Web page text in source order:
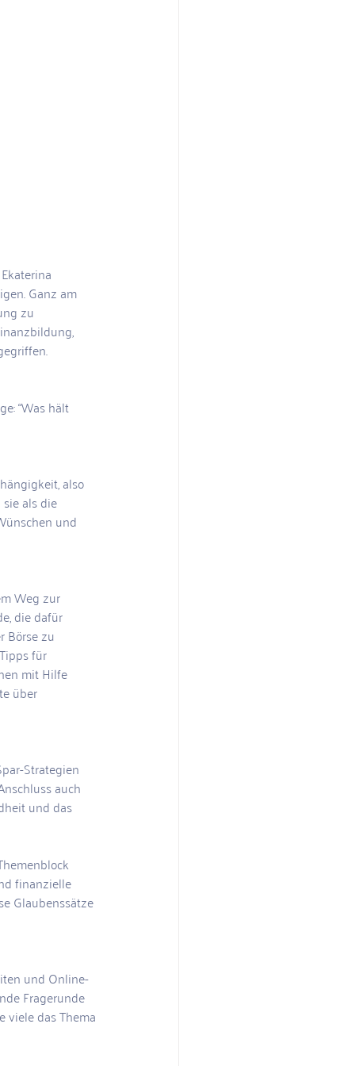
Ganz am
zu
“Was hält
also
als die
und
Weg zur
die dafür
Börse zu
für
mit Hilfe
über
Strategien
auch
und das
finanzielle
Glaubenssätze
und Online-
Fragerunde
viele das Thema